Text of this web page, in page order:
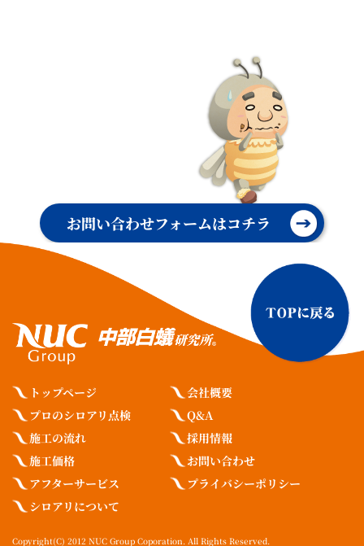
お問い合わせフォームはコチラ
トップページ
プロのシロアリ点検​
施工の流れ
施工価格
アフターサービス
シロアリについて
会社概要
Q&A
採用情報
お問い合わせ
プライバシーポリシー
Copyright(C) 2012 NUC Group Coporation. All Rights Reserved.